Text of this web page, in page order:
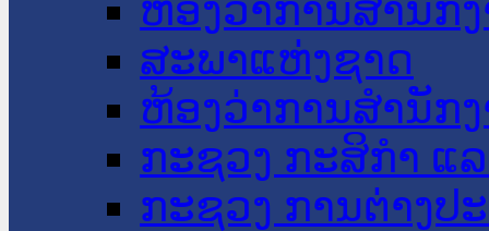
ຫ້ອງວ່າການສໍານັກ
ສະພາແຫ່ງຊາດ
ຫ້ອງວ່າການສຳນັກ
ກະຊວງ ກະສິກຳ ແ
ກະຊວງ ການຕ່າງປ